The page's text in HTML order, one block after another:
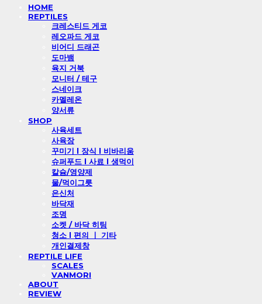
HOME
REPTILES
크레스티드 게코
레오파드 게코
비어디 드래곤
도마뱀
육지 거북
모니터 / 테구
스네이크
카멜레온
양서류
SHOP
사육세트
사육장
꾸미기 l 장식 l 비바리움
슈퍼푸드 l 사료 l 생먹이
칼슘/영양제
물/먹이그릇
은신처
바닥재
조명
소켓 / 바닥 히팅
청소 l 편의 ㅣ 기타
개인결제창
REPTILE LIFE
SCALES
VANMORI
ABOUT
REVIEW